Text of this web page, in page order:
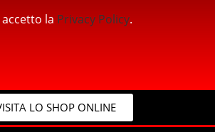
la Privacy Policy.
LO SHOP ONLINE